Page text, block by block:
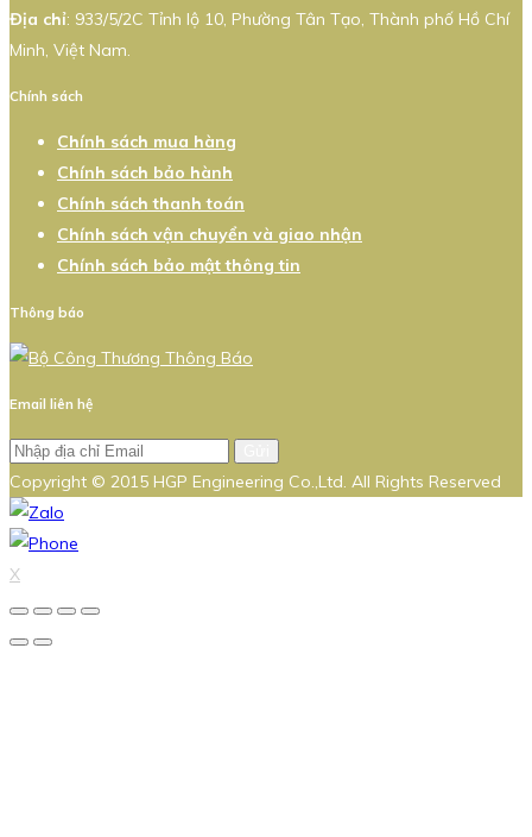
Địa chỉ: 933/5/2C Tỉnh lộ 10, Phường Tân Tạo, Thành phố Hồ Chí
Minh, Việt Nam.
Chính sách
Chính sách mua hàng
Chính sách bảo hành
Chính sách thanh toán
Chính sách vận chuyển và giao nhận
Chính sách bảo mật thông tin
Thông báo
Email liên hệ
Copyright © 2015 HGP Engineering Co.,Ltd. All Rights Reserved
X